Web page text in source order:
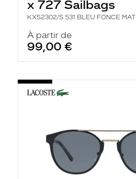
x 727 Sailbags
KXS2302/S 531 BLEU FONCE MAT
À partir de
99,00 €